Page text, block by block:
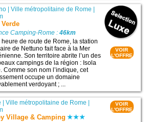
|Ville métropolitaine de Rome
Verde
Camping-Rome :46km
heure de route de Rome, la station
de Nettuno fait face à la Mer
Son territoire abrite l’un des
campings de la région : Isola
Comme son nom l’indique, cet
occupe un domaine
verdoyant ; ...
VOIR
L'OFFRE
|Ville métropolitaine de Rome
Village & Camping
VOIR
L'OFFRE